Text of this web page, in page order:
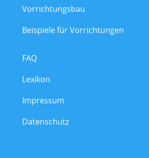
Vorrichtungsbau
Beispiele für Vorrichtungen
FAQ
Lexikon
Impressum
Datenschutz